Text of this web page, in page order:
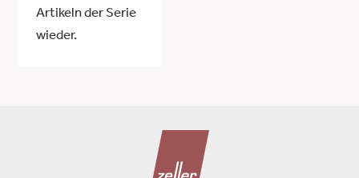
Artikeln der Serie
wieder.